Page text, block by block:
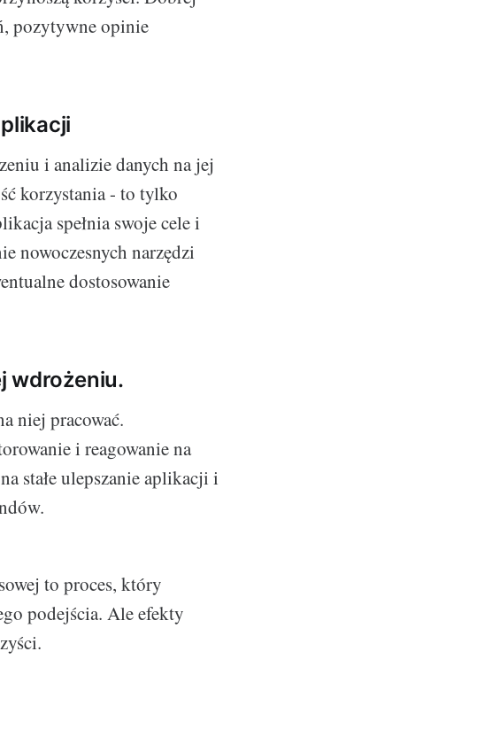
pozytywne opinie
i analizie danych na jej
korzystania - to tylko
spełnia swoje cele i
nowoczesnych narzędzi
dostosowanie
wdrożeniu.
niej pracować.
i reagowanie na
stałe ulepszanie aplikacji i
to proces, który
podejścia. Ale efekty